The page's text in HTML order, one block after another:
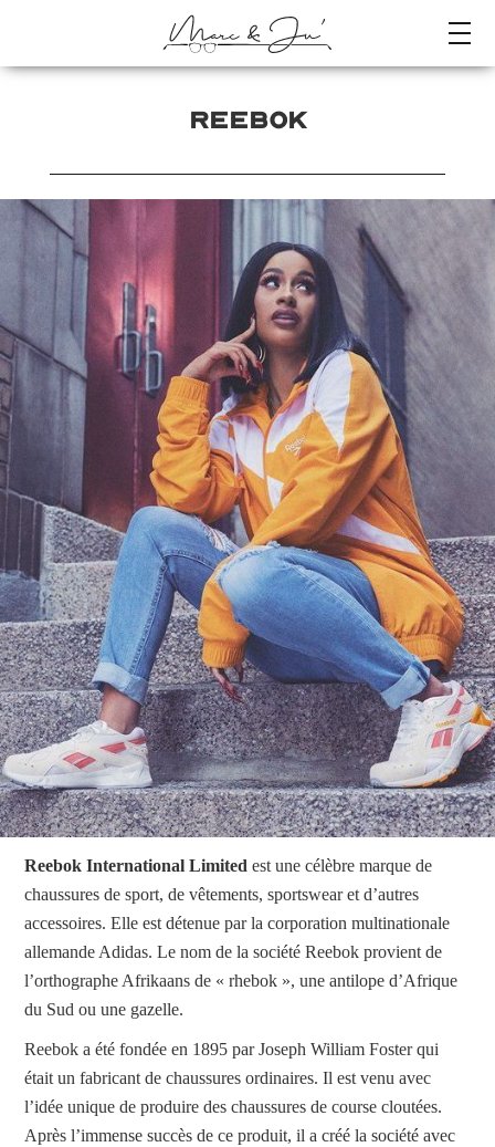
REEBOK
Reebok International Limited est une célèbre marque de
chaussures de sport, de vêtements, sportswear et d’autres
accessoires. Elle est détenue par la corporation multinationale
allemande Adidas. Le nom de la société Reebok provient de
l’orthographe Afrikaans de « rhebok », une antilope d’Afrique
du Sud ou une gazelle.
Reebok a été fondée en 1895 par Joseph William Foster qui
était un fabricant de chaussures ordinaires. Il est venu avec
l’idée unique de produire des chaussures de course cloutées.
Après l’immense succès de ce produit, il a créé la société avec